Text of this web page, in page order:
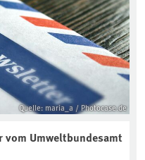
Quelle: maria_a / Photocase.de
vom Umweltbundesamt